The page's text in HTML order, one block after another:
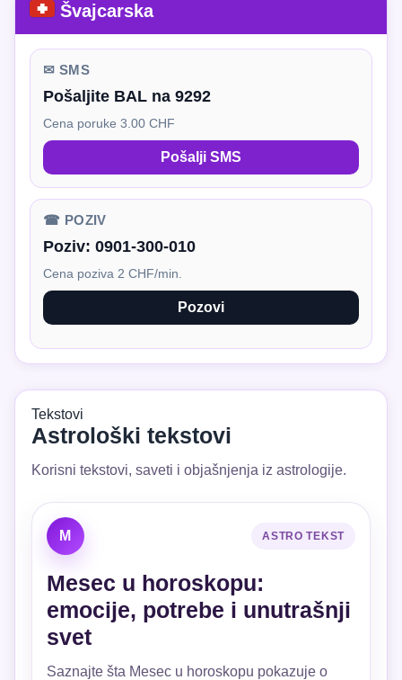
Švajcarska
✉ SMS
Pošaljite BAL na 9292
Cena poruke 3.00 CHF
Pošalji SMS
☎ POZIV
Poziv: 0901-300-010
Cena poziva 2 CHF/min.
Pozovi
Tekstovi
Astrološki tekstovi
Korisni tekstovi, saveti i objašnjenja iz astrologije.
M ASTRO TEKST
Mesec u horoskopu:
emocije, potrebe i unutrašnji
svet
Saznajte šta Mesec u horoskopu pokazuje o